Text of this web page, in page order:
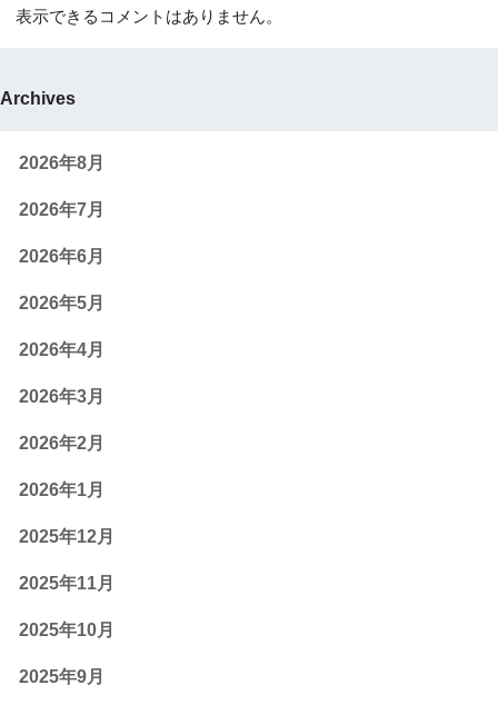
表示できるコメントはありません。
Archives
2026年8月
2026年7月
2026年6月
2026年5月
2026年4月
2026年3月
2026年2月
2026年1月
2025年12月
2025年11月
2025年10月
2025年9月